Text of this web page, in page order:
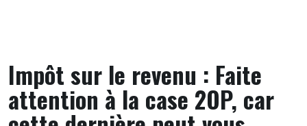
Impôt sur le revenu : Faite
attention à la case 2OP, car